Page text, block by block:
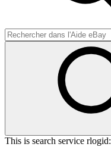
This is search service rlogid: